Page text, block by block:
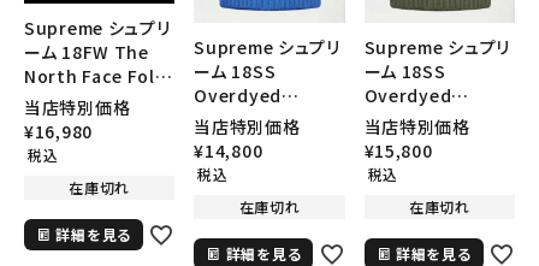
ACCOUNT MENU
ようこそ ゲスト 様
meeting_room ログイン person 会員登録
Follow us
Supreme シュプリ
ーム 18FW The
North Face Fold
Beanie ノースフェ
イスフォルドビーニ
ー ブラック
当店特別価格
¥16,980
税込
在庫切れ
詳細を見る
Supreme シュプリ
ーム 18SS
Overdyed
Ribbed Beanie オ
ーバーダイドリブド
ビーニー ウォッシ
当店特別価格
¥14,800
税込
在庫切れ
詳細を見る
Supreme シュプリ
ーム 18SS
Overdyed
Ribbed Beanie オ
ーバーダイドリブド
ビーニー ウォッシ
当店特別価格
¥15,800
税込
在庫切れ
詳細を見る